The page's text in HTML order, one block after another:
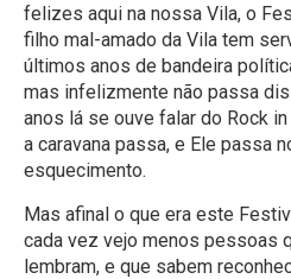
felizes aqui na nossa Vila, o
filho mal-amado da Vila tem
últimos anos de bandeira
mas infelizmente não passa
anos lá se ouve falar do Rock
a caravana passa, e Ele passa
esquecimento.
Mas afinal o que era este
cada vez vejo menos pessoas
lembram, e que sabem